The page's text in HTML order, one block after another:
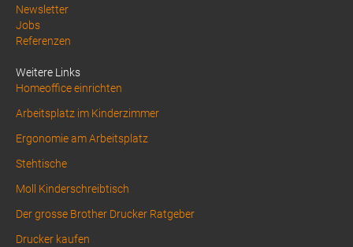
Above
Footer
Newsletter
Jobs
Referenzen
Weitere Links
Homeoffice einrichten
Arbeitsplatz im Kinderzimmer
Ergonomie am Arbeitsplatz
Stehtische
Moll Kinderschreibtisch
Der grosse Brother Drucker Ratgeber
Drucker kaufen